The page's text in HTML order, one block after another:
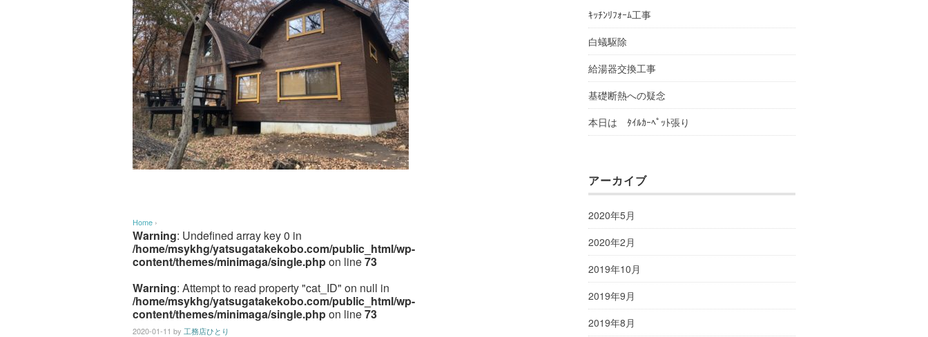
Home ›
Warning: Undefined array key 0 in
/home/msykhg/yatsugatakekobo.com/public_html/wp-
content/themes/minimaga/single.phpon line73
Warning: Attempt to read property "cat_ID" on null in
/home/msykhg/yatsugatakekobo.com/public_html/wp-
content/themes/minimaga/single.phpon line73
2020-01-11 by 工務店ひとり
ｷｯﾁﾝﾘﾌｫｰﾑ工事
白蟻駆除
給湯器交換工事
基礎断熱への疑念
本日は ﾀｲﾙｶｰﾍﾟｯﾄ張り
アーカイブ
2020年5月
2020年2月
2019年10月
2019年9月
2019年8月